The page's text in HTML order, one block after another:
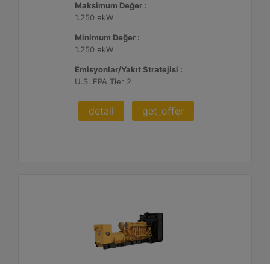
Maksimum Değer :
1.250 ekW
Minimum Değer :
1.250 ekW
Emisyonlar/Yakıt Stratejisi :
U.S. EPA Tier 2
detail get_offer